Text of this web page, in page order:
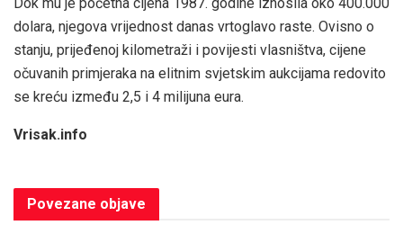
Dok mu je početna cijena 1987. godine iznosila oko 400.000
dolara, njegova vrijednost danas vrtoglavo raste. Ovisno o
stanju, prijeđenoj kilometraži i povijesti vlasništva, cijene
očuvanih primjeraka na elitnim svjetskim aukcijama redovito
se kreću između 2,5 i 4 milijuna eura.
Vrisak.info
Povezane objave